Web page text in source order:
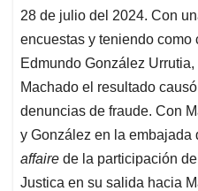
28 de julio del 2024. Con
encuestas y teniendo como
Edmundo González
Machado el resultado
denuncias de fraude. Con
y González en la embajada
affaire de la participación
Justica en su salida hacia